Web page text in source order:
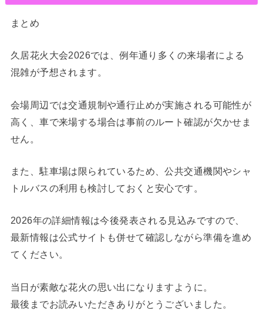
まとめ
久居花火大会2026では、例年通り多くの来場者による
混雑が予想されます。
会場周辺では交通規制や通行止めが実施される可能性が
高く、車で来場する場合は事前のルート確認が欠かせま
せん。
また、駐車場は限られているため、公共交通機関やシャ
トルバスの利用も検討しておくと安心です。
2026年の詳細情報は今後発表される見込みですので、
最新情報は公式サイトも併せて確認しながら準備を進め
てください。
当日が素敵な花火の思い出になりますように。
最後までお読みいただきありがとうございました。